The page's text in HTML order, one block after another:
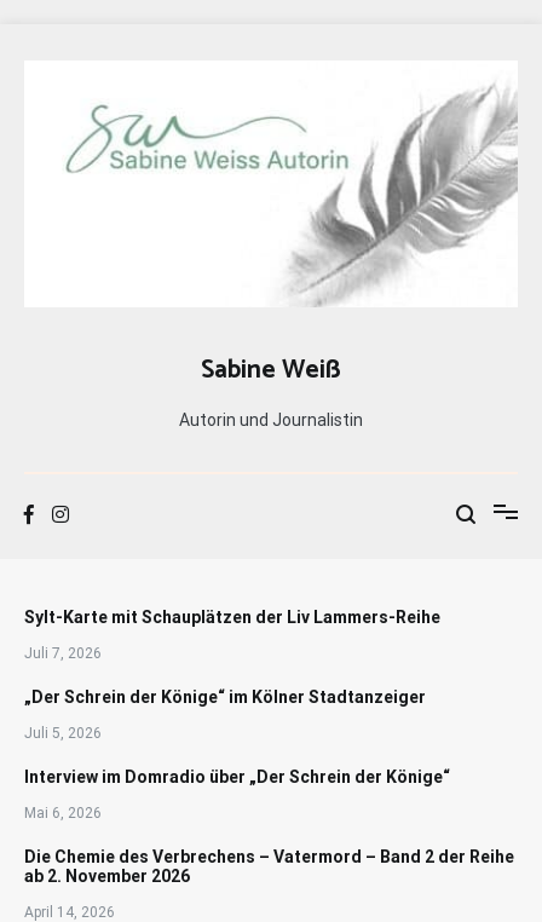
Sabine Weiß
Autorin und Journalistin
Sylt-Karte mit Schauplätzen der Liv Lammers-Reihe
Juli 7, 2026
„Der Schrein der Könige“ im Kölner Stadtanzeiger
Juli 5, 2026
Interview im Domradio über „Der Schrein der Könige“
Mai 6, 2026
Die Chemie des Verbrechens – Vatermord – Band 2 der Reihe
ab 2. November 2026
April 14, 2026